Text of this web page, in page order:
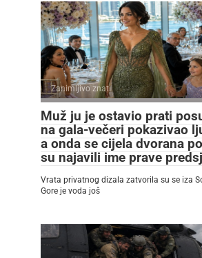
Zanimljivo znati
Muž ju je ostavio prati
na gala-večeri pokazivao
a onda se cijela dvorana
su najavili ime prave
Vrata privatnog dizala zatvorila su se iza
Gore je voda još